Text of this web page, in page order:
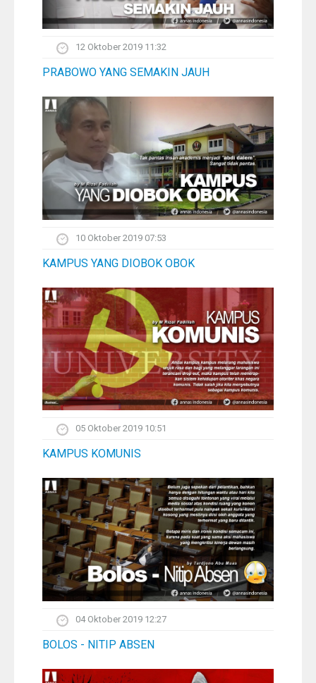
12 Oktober 2019 11:32
PRABOWO YANG SEMAKIN JAUH
10 Oktober 2019 07:53
KAMPUS YANG DIOBOK OBOK
05 Oktober 2019 10:51
KAMPUS KOMUNIS
04 Oktober 2019 12:27
BOLOS - NITIP ABSEN